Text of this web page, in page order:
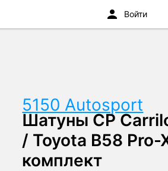
5150 Autosport
Шатуны CP
/ Toyota B58 Pro-
комплект
Войти